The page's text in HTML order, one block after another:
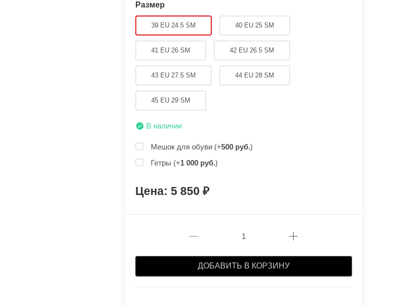
Размер
39 EU 24.5 SM 40 EU 25 SM
41 EU 26 SM 42 EU 26.5 SM
43 EU 27.5 SM 44 EU 28 SM
45 EU 29 SM
В наличии
Мешок для обуви (+500 руб.)
Гетры (+1 000 руб.)
5 850
ДОБАВИТЬ В КОРЗИНУ